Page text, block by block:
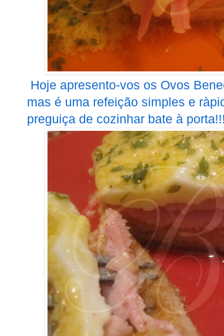
Hoje apresento-vos os Ovos
mas é uma refeição simples e
preguiça de cozinhar bate à